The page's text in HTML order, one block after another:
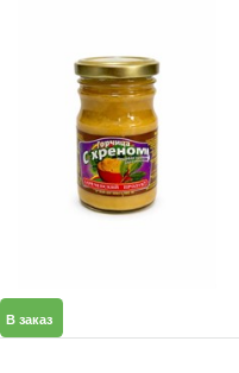
В заказ